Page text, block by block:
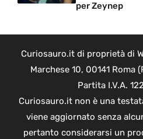
per Zeynep
Curiosauro.it di proprietà di
Marchese 10, 00141 Roma
Partita I.V.A.
Curiosauro.it non è una
viene aggiornato senza
pertanto considerarsi un